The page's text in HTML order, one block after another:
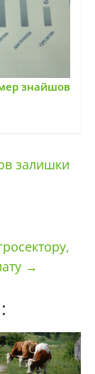
знайшов
залишки
→